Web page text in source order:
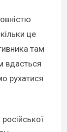
це
там
вдасться
рухатися